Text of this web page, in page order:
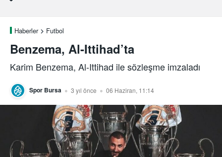
Haberler Futbol
Benzema, Al-Ittihad’ta
Karim Benzema, Al-Ittihad ile sözleşme imzaladı
Spor Bursa 3 yıl önce 06 Haziran, 11:14